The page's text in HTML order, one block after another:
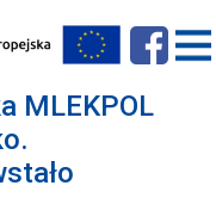
MLEKPOL